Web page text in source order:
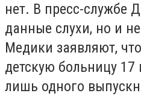
нет. В пресс-службе
данные слухи, но и
Медики заявляют,
детскую больницу
лишь одного